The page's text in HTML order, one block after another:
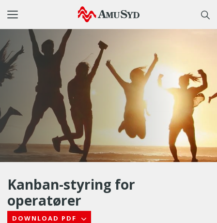
Toggle
Kanban-styring for
operatører
DOWNLOAD PDF